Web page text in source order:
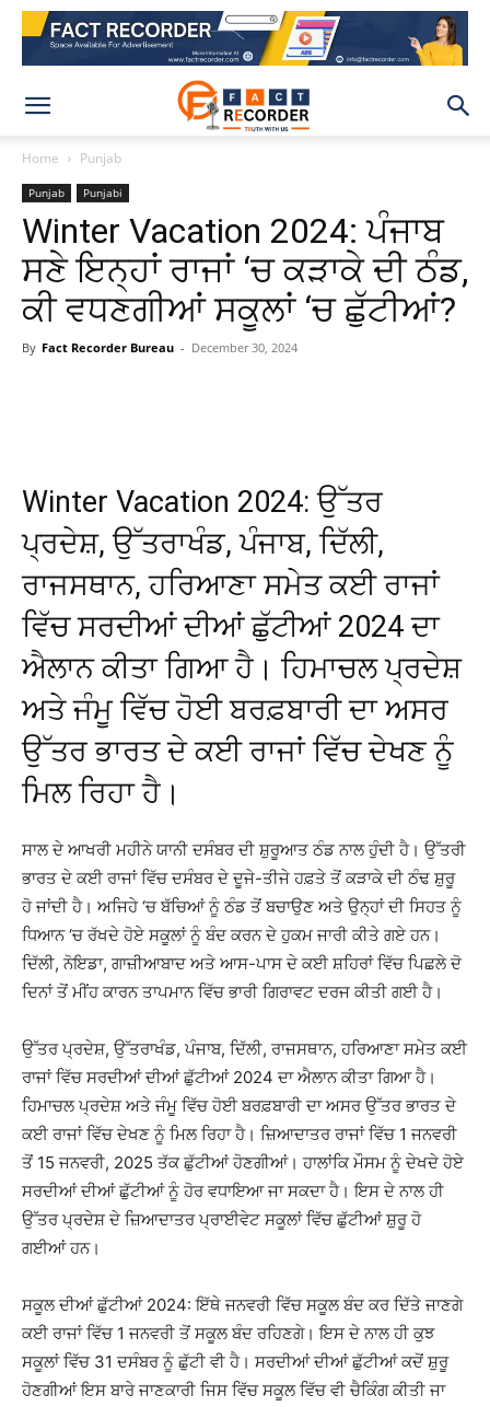
Home Punjab
Punjab Punjabi
Winter Vacation 2024: ਪੰਜਾਬ
ਸਣੇ ਇਨ੍ਹਾਂ ਰਾਜਾਂ ‘ਚ ਕੜਾਕੇ ਦੀ ਠੰਡ,
ਕੀ ਵਧਣਗੀਆਂ ਸਕੂਲਾਂ ‘ਚ ਛੁੱਟੀਆਂ?
By Fact Recorder Bureau - December 30, 2024
Winter Vacation 2024: ਉੱਤਰ
ਪ੍ਰਦੇਸ਼, ਉੱਤਰਾਖੰਡ, ਪੰਜਾਬ, ਦਿੱਲੀ,
ਰਾਜਸਥਾਨ, ਹਰਿਆਣਾ ਸਮੇਤ ਕਈ ਰਾਜਾਂ
ਵਿੱਚ ਸਰਦੀਆਂ ਦੀਆਂ ਛੁੱਟੀਆਂ 2024 ਦਾ
ਐਲਾਨ ਕੀਤਾ ਗਿਆ ਹੈ। ਹਿਮਾਚਲ ਪ੍ਰਦੇਸ਼
ਅਤੇ ਜੰਮੂ ਵਿੱਚ ਹੋਈ ਬਰਫ਼ਬਾਰੀ ਦਾ ਅਸਰ
ਉੱਤਰ ਭਾਰਤ ਦੇ ਕਈ ਰਾਜਾਂ ਵਿੱਚ ਦੇਖਣ ਨੂੰ
ਮਿਲ ਰਿਹਾ ਹੈ।
ਸਾਲ ਦੇ ਆਖਰੀ ਮਹੀਨੇ ਯਾਨੀ ਦਸੰਬਰ ਦੀ ਸ਼ੁਰੂਆਤ ਠੰਡ ਨਾਲ ਹੁੰਦੀ ਹੈ। ਉੱਤਰੀ
ਭਾਰਤ ਦੇ ਕਈ ਰਾਜਾਂ ਵਿੱਚ ਦਸੰਬਰ ਦੇ ਦੂਜੇ-ਤੀਜੇ ਹਫ਼ਤੇ ਤੋਂ ਕੜਾਕੇ ਦੀ ਠੰਢ ਸ਼ੁਰੂ
ਹੋ ਜਾਂਦੀ ਹੈ। ਅਜਿਹੇ ‘ਚ ਬੱਚਿਆਂ ਨੂੰ ਠੰਡ ਤੋਂ ਬਚਾਉਣ ਅਤੇ ਉਨ੍ਹਾਂ ਦੀ ਸਿਹਤ ਨੂੰ
ਧਿਆਨ ‘ਚ ਰੱਖਦੇ ਹੋਏ ਸਕੂਲਾਂ ਨੂੰ ਬੰਦ ਕਰਨ ਦੇ ਹੁਕਮ ਜਾਰੀ ਕੀਤੇ ਗਏ ਹਨ।
ਦਿੱਲੀ, ਨੋਇਡਾ, ਗਾਜ਼ੀਆਬਾਦ ਅਤੇ ਆਸ-ਪਾਸ ਦੇ ਕਈ ਸ਼ਹਿਰਾਂ ਵਿੱਚ ਪਿਛਲੇ ਦੋ
ਦਿਨਾਂ ਤੋਂ ਮੀਂਹ ਕਾਰਨ ਤਾਪਮਾਨ ਵਿੱਚ ਭਾਰੀ ਗਿਰਾਵਟ ਦਰਜ ਕੀਤੀ ਗਈ ਹੈ।
ਉੱਤਰ ਪ੍ਰਦੇਸ਼, ਉੱਤਰਾਖੰਡ, ਪੰਜਾਬ, ਦਿੱਲੀ, ਰਾਜਸਥਾਨ, ਹਰਿਆਣਾ ਸਮੇਤ ਕਈ
ਰਾਜਾਂ ਵਿੱਚ ਸਰਦੀਆਂ ਦੀਆਂ ਛੁੱਟੀਆਂ 2024 ਦਾ ਐਲਾਨ ਕੀਤਾ ਗਿਆ ਹੈ।
ਹਿਮਾਚਲ ਪ੍ਰਦੇਸ਼ ਅਤੇ ਜੰਮੂ ਵਿੱਚ ਹੋਈ ਬਰਫ਼ਬਾਰੀ ਦਾ ਅਸਰ ਉੱਤਰ ਭਾਰਤ ਦੇ
ਕਈ ਰਾਜਾਂ ਵਿੱਚ ਦੇਖਣ ਨੂੰ ਮਿਲ ਰਿਹਾ ਹੈ। ਜ਼ਿਆਦਾਤਰ ਰਾਜਾਂ ਵਿੱਚ 1 ਜਨਵਰੀ
ਤੋਂ 15 ਜਨਵਰੀ, 2025 ਤੱਕ ਛੁੱਟੀਆਂ ਹੋਣਗੀਆਂ। ਹਾਲਾਂਕਿ ਮੌਸਮ ਨੂੰ ਦੇਖਦੇ ਹੋਏ
ਸਰਦੀਆਂ ਦੀਆਂ ਛੁੱਟੀਆਂ ਨੂੰ ਹੋਰ ਵਧਾਇਆ ਜਾ ਸਕਦਾ ਹੈ। ਇਸ ਦੇ ਨਾਲ ਹੀ
ਉੱਤਰ ਪ੍ਰਦੇਸ਼ ਦੇ ਜ਼ਿਆਦਾਤਰ ਪ੍ਰਾਈਵੇਟ ਸਕੂਲਾਂ ਵਿੱਚ ਛੁੱਟੀਆਂ ਸ਼ੁਰੂ ਹੋ
ਗਈਆਂ ਹਨ।
ਸਕੂਲ ਦੀਆਂ ਛੁੱਟੀਆਂ 2024: ਇੱਥੇ ਜਨਵਰੀ ਵਿੱਚ ਸਕੂਲ ਬੰਦ ਕਰ ਦਿੱਤੇ ਜਾਣਗੇ
ਕਈ ਰਾਜਾਂ ਵਿੱਚ 1 ਜਨਵਰੀ ਤੋਂ ਸਕੂਲ ਬੰਦ ਰਹਿਣਗੇ। ਇਸ ਦੇ ਨਾਲ ਹੀ ਕੁਝ
ਸਕੂਲਾਂ ਵਿੱਚ 31 ਦਸੰਬਰ ਨੂੰ ਛੁੱਟੀ ਵੀ ਹੈ। ਸਰਦੀਆਂ ਦੀਆਂ ਛੁੱਟੀਆਂ ਕਦੋਂ ਸ਼ੁਰੂ
ਹੋਣਗੀਆਂ ਇਸ ਬਾਰੇ ਜਾਣਕਾਰੀ ਜਿਸ ਵਿੱਚ ਸਕੂਲ ਵਿੱਚ ਵੀ ਚੈਕਿੰਗ ਕੀਤੀ ਜਾ